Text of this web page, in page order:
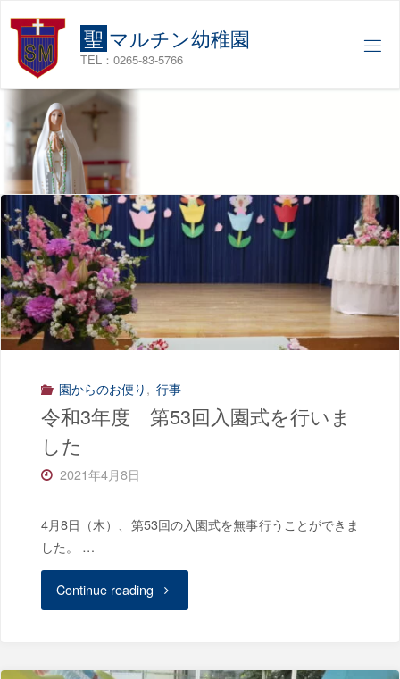
ン
へ
ス
キ
プ
聖 マルチン幼稚園
TEL：0265-83-5766
園からのお便り, 行事
令和3年度 第53回入園式を行いま
した
2021年4月8日
4月8日（木）、第53回の入園式を無事行うことができま
した。 …
Continue reading"令